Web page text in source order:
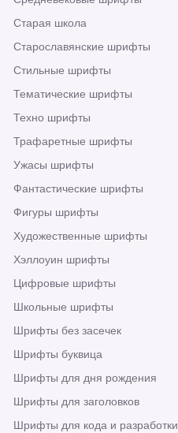
Старая школа
Старославянские шрифты
Стильные шрифты
Тематические шрифты
Техно шрифты
Трафаретные шрифты
Ужасы шрифты
Фантастические шрифты
Фигуры шрифты
Художественные шрифты
Хэллоуин шрифты
Цифровые шрифты
Школьные шрифты
Шрифты без засечек
Шрифты буквица
Шрифты для дня рождения
Шрифты для заголовков
Шрифты для кода и разработки